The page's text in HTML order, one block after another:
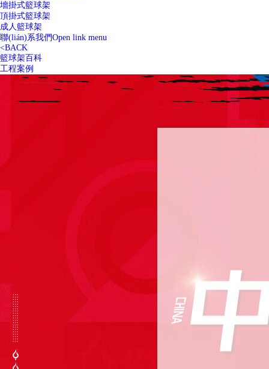
墻掛式籃球架
頂掛式籃球架
成人籃球架
聯(lián)系我們Open link menu
<BACK
籃球架百科
工程案例